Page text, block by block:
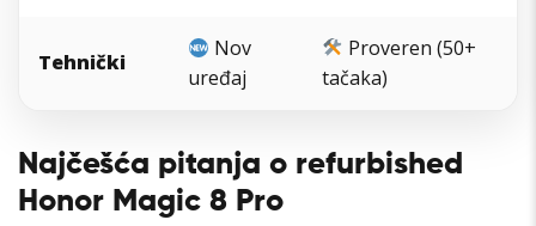
Tehnički
Nov
uređaj
Proveren (50+
tačaka)
Najčešća pitanja o refurbished
Honor Magic 8 Pro